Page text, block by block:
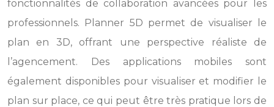
fonctionnalités de collaboration avancées pour les
professionnels. Planner 5D permet de visualiser le
plan en 3D, offrant une perspective réaliste de
l’agencement. Des applications mobiles sont
également disponibles pour visualiser et modifier le
plan sur place, ce qui peut être très pratique lors de